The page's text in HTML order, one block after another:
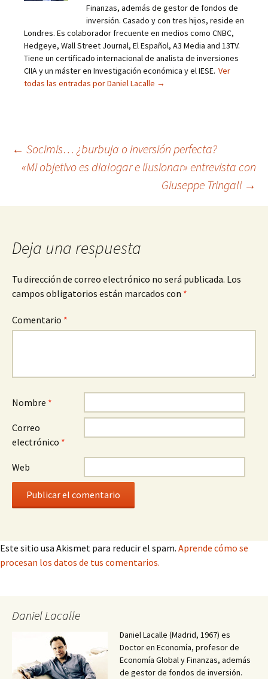
Finanzas, además de gestor de fondos de
inversión. Casado y con tres hijos, reside en
Londres. Es colaborador frecuente en medios como CNBC,
Hedgeye, Wall Street Journal, El Español, A3 Media and 13TV.
Tiene un certificado internacional de analista de inversiones
CIIA y un máster en Investigación económica y el IESE. Ver
todas las entradas por Daniel Lacalle →
Navegación
← Socimis… ¿burbuja o inversión perfecta?
«Mi objetivo es dialogar e ilusionar» entrevista con
Giuseppe Tringali →
Deja una respuesta
Tu dirección de correo electrónico no será publicada. Los
campos obligatorios están marcados con *
Comentario *
Nombre *
Correo
electrónico *
Web
Este sitio usa Akismet para reducir el spam. Aprende cómo se
procesan los datos de tus comentarios.
Daniel Lacalle
Daniel Lacalle (Madrid, 1967) es
Doctor en Economía, profesor de
Economía Global y Finanzas, además
de gestor de fondos de inversión.